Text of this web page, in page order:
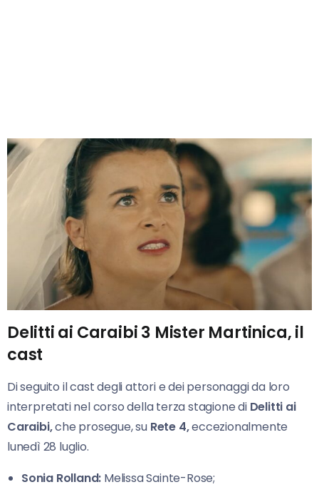
Delitti ai Caraibi 3 Mister Martinica, il
cast
Di seguito il cast degli attori e dei personaggi da loro
interpretati nel corso della terza stagione di Delitti ai
Caraibi,che prosegue, su Rete 4,eccezionalmente
lunedì 28 luglio.
Sonia Rolland: Melissa Sainte-Rose;